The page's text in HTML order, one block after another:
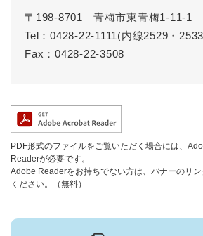
〒198-8701
青梅市東青梅1-11-1
Tel：0428-22-1111(内線2529・
Fax：0428-22-3508
PDF形式のファイルをご覧いただく場合には、
Readerが必要です。
Adobe Readerをお持ちでない方は、バナーのリ
ください。（無料）